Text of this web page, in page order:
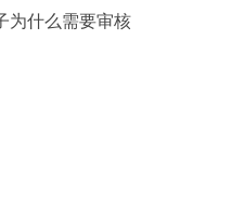
为什么需要审核